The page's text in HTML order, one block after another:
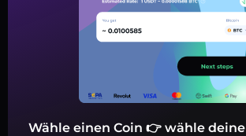
Wähle einen Coin 👉 wähle deine